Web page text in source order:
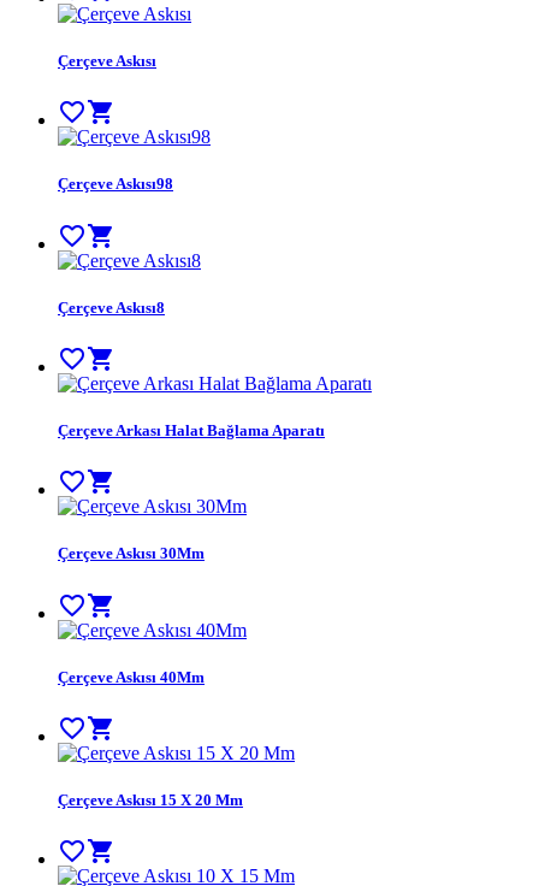
Çerçeve Askısı
favorite_bordershopping_cart
Çerçeve Askısı98
favorite_bordershopping_cart
Çerçeve Askısı8
favorite_bordershopping_cart
Çerçeve Arkası Halat Bağlama Aparatı
favorite_bordershopping_cart
Çerçeve Askısı 30Mm
favorite_bordershopping_cart
Çerçeve Askısı 40Mm
favorite_bordershopping_cart
Çerçeve Askısı 15 X 20 Mm
favorite_bordershopping_cart